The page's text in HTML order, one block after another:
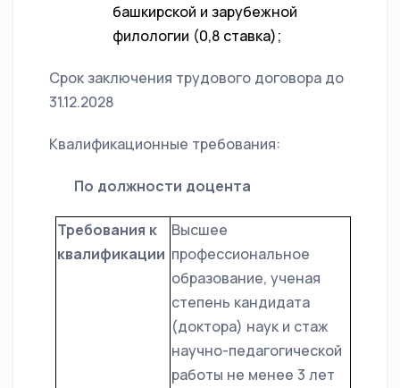
башкирской и зарубежной
филологии (0,8 ставка);
Срок заключения трудового договора до
31.12.2028
Квалификационные требования:
По должности доцента
Требования к
квалификации
Высшее
профессиональное
образование, ученая
степень кандидата
(доктора) наук и стаж
научно-педагогической
работы не менее 3 лет